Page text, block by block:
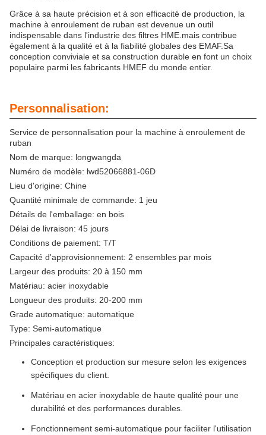
Grâce à sa haute précision et à son efficacité de production, la
machine à enroulement de ruban est devenue un outil
indispensable dans l'industrie des filtres HME.mais contribue
également à la qualité et à la fiabilité globales des EMAF.Sa
conception conviviale et sa construction durable en font un choix
populaire parmi les fabricants HMEF du monde entier.
Personnalisation:
Service de personnalisation pour la machine à enroulement de
ruban
Nom de marque: longwangda
Numéro de modèle: lwd52066881-06D
Lieu d'origine: Chine
Quantité minimale de commande: 1 jeu
Détails de l'emballage: en bois
Délai de livraison: 45 jours
Conditions de paiement: T/T
Capacité d'approvisionnement: 2 ensembles par mois
Largeur des produits: 20 à 150 mm
Matériau: acier inoxydable
Longueur des produits: 20-200 mm
Grade automatique: automatique
Type: Semi-automatique
Principales caractéristiques:
Conception et production sur mesure selon les exigences
spécifiques du client.
Matériau en acier inoxydable de haute qualité pour une
durabilité et des performances durables.
Fonctionnement semi-automatique pour faciliter l'utilisation